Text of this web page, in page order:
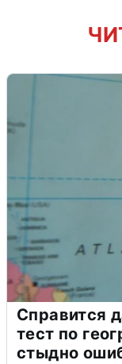
Справится
тест по
стыдно